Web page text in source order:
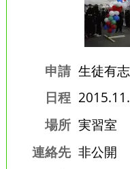
申請 生徒有
日程
場所 実習室
連絡先 非公開